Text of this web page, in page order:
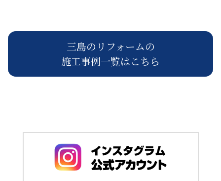
三島のリフォームの
施工事例一覧はこちら